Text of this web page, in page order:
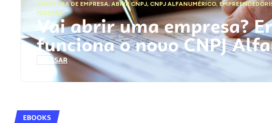
ABERTURA DE EMPRESA,ABRIR CNPJ, CNPJ ALFANUMÉRICO,
FEDERAL
Vai abrir uma empresa?
funciona o novo CNPJ
ACESSAR
EBOOKS